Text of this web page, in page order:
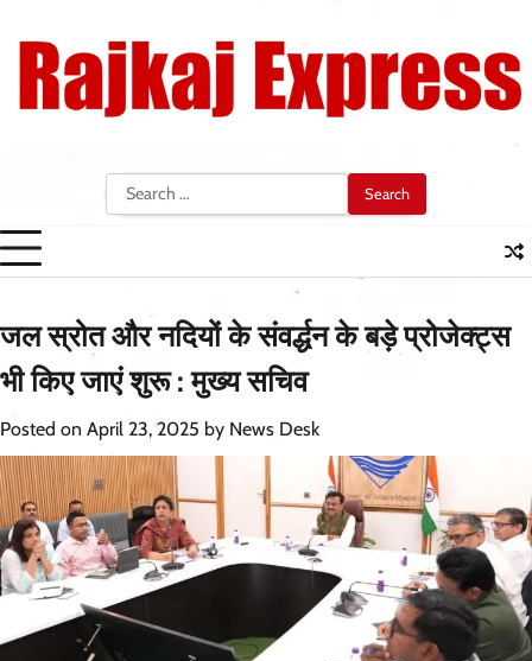
content
Search
for:
जल स्रोत और नदियों के संवर्द्धन के बड़े प्रोजेक्ट्स
भी किए जाएं शुरू : मुख्य सचिव
Posted on April 23, 2025 by News Desk